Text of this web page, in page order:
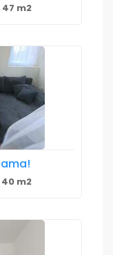
47 m2
40 m2